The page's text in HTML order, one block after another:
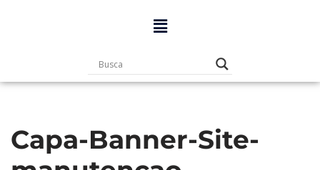
Capa-Banner-Site-